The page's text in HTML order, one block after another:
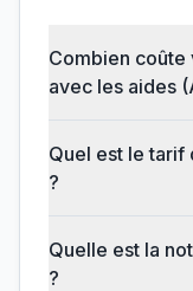
Combien coûte
avec les aides
Quel est le tarif de EHPAD
?
Quelle est la note
?